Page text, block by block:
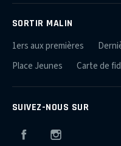
SORTIR MALIN
1ers aux premières
Place Jeunes
Carte de
SUIVEZ-NOUS SUR
Facebook